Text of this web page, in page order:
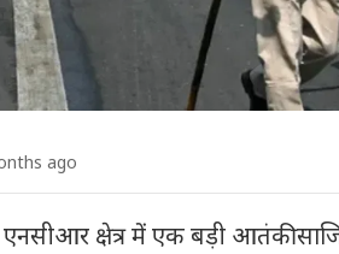
ago
क्षेत्र में एक बड़ी आतंकी